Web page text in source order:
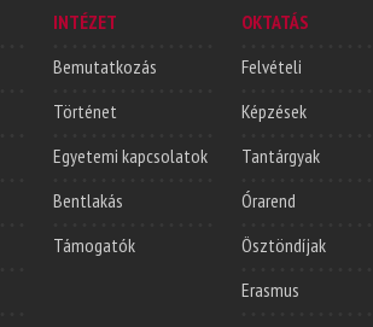
INTÉZET
Bemutatkozás
Történet
Egyetemi kapcsolatok
Bentlakás
Támogatók
OKTATÁS
Felvételi
Képzések
Tantárgyak
Órarend
Ösztöndíjak
Erasmus